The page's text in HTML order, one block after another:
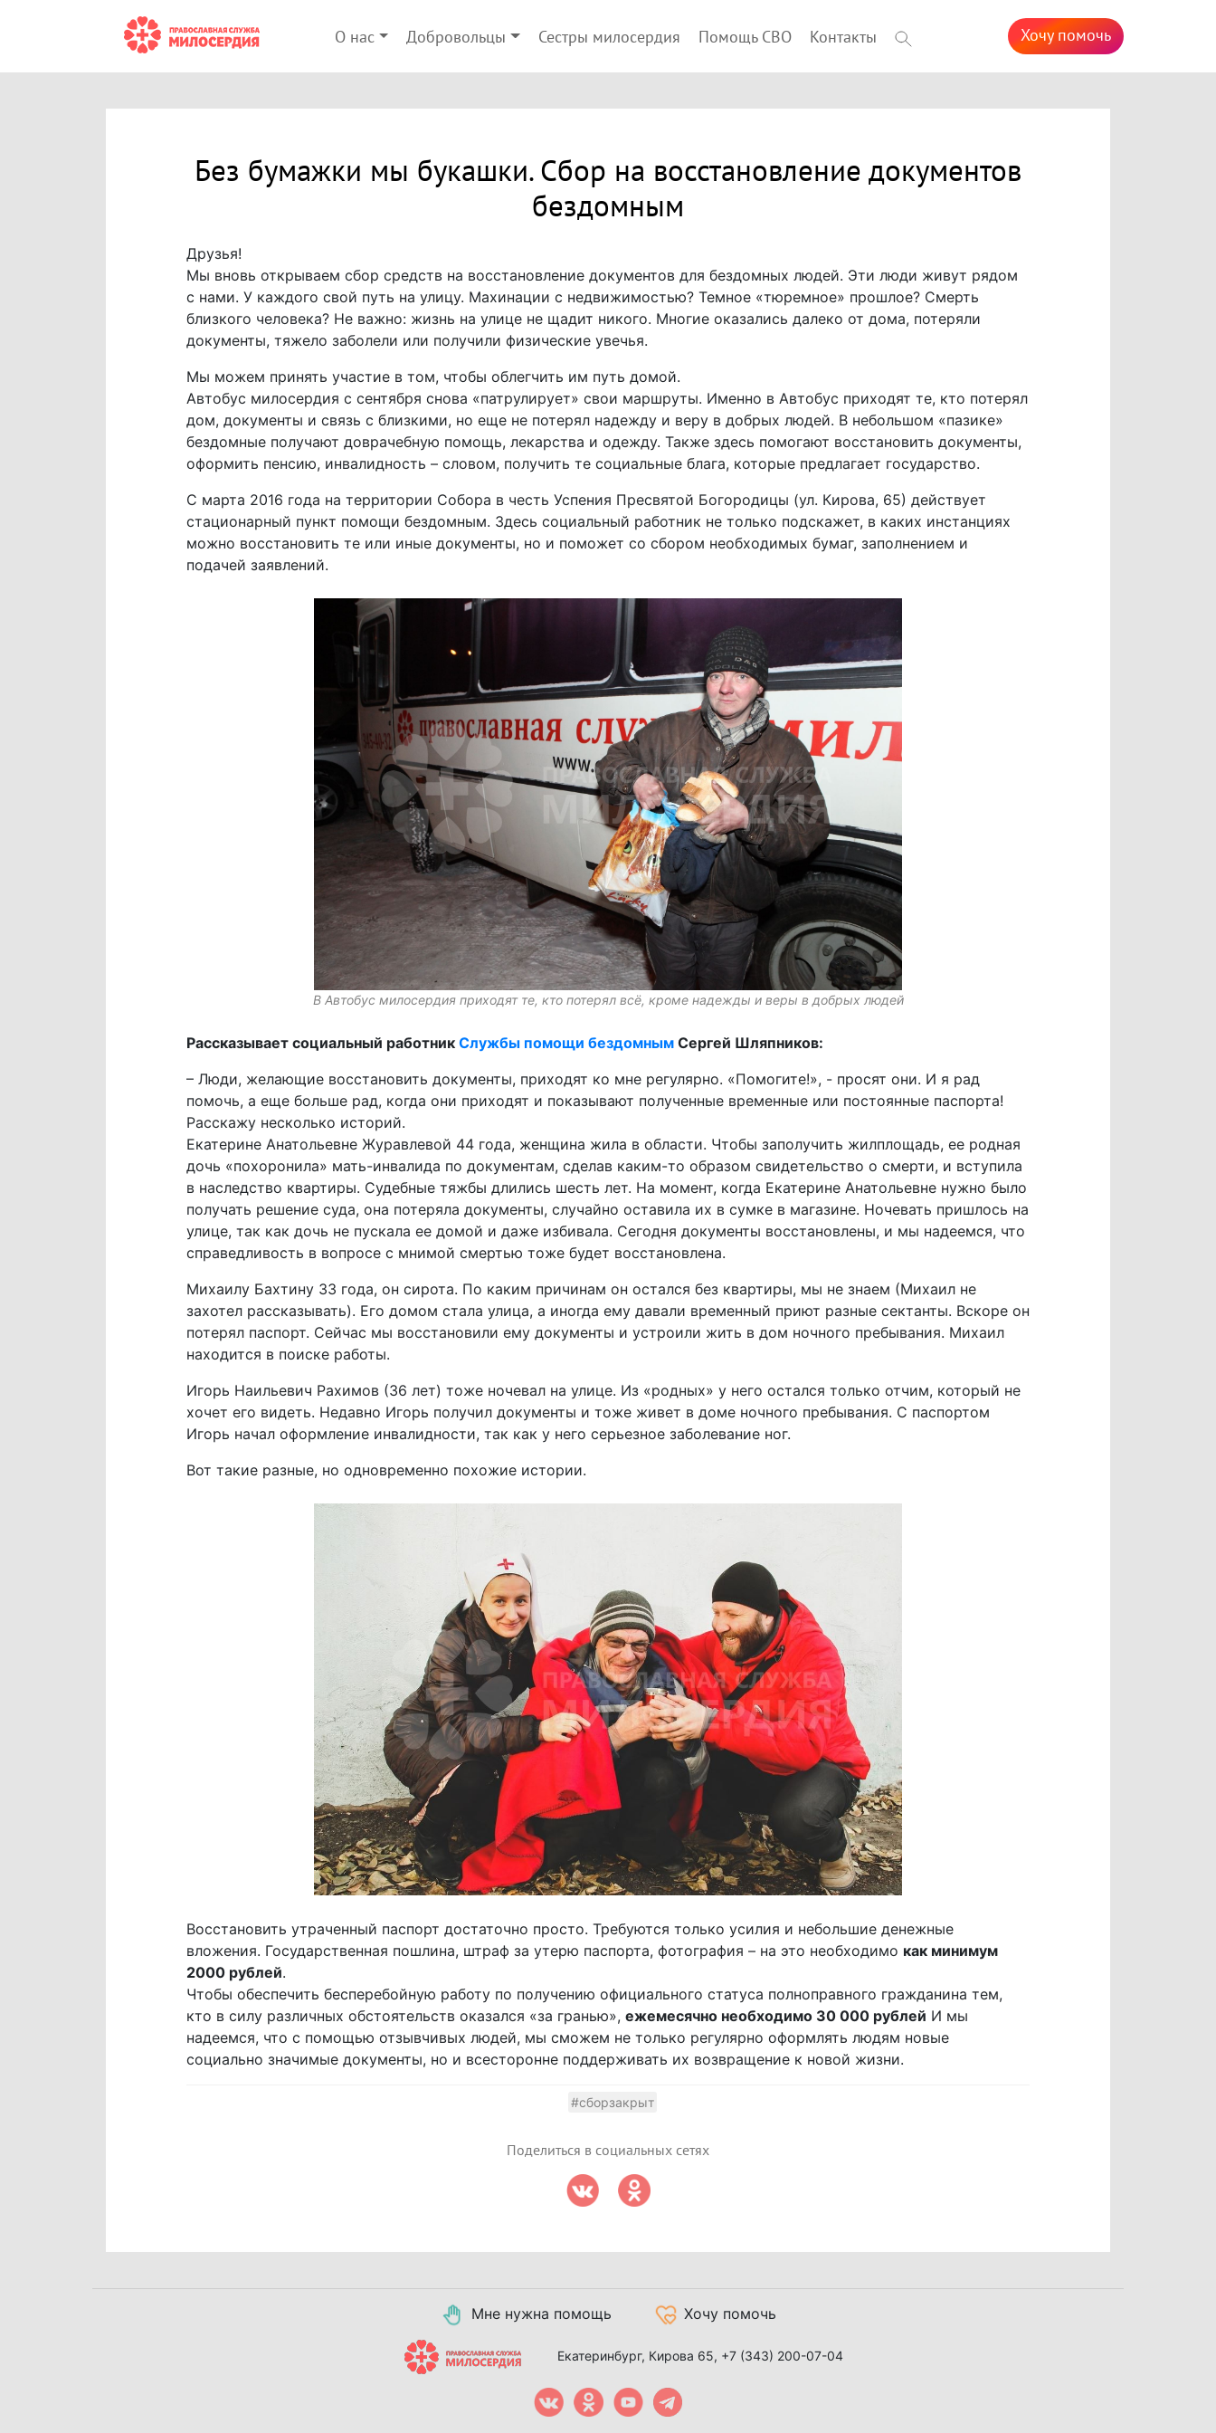
О нас Добровольцы Сестры милосердия Помощь СВО Контакты Хочу помочь
Без бумажки мы букашки. Сбор на восстановление документов
бездомным
Друзья!
Мы вновь открываем сбор средств на восстановление документов для бездомных людей. Эти люди живут рядом
с нами. У каждого свой путь на улицу. Махинации с недвижимостью? Темное «тюремное» прошлое? Смерть
близкого человека? Не важно: жизнь на улице не щадит никого. Многие оказались далеко от дома, потеряли
документы, тяжело заболели или получили физические увечья.
Мы можем принять участие в том, чтобы облегчить им путь домой.
Автобус милосердия с сентября снова «патрулирует» свои маршруты. Именно в Автобус приходят те, кто потерял
дом, документы и связь с близкими, но еще не потерял надежду и веру в добрых людей. В небольшом «пазике»
бездомные получают доврачебную помощь, лекарства и одежду. Также здесь помогают восстановить документы,
оформить пенсию, инвалидность – словом, получить те социальные блага, которые предлагает государство.
С марта 2016 года на территории Собора в честь Успения Пресвятой Богородицы (ул. Кирова, 65) действует
стационарный пункт помощи бездомным. Здесь социальный работник не только подскажет, в каких инстанциях
можно восстановить те или иные документы, но и поможет со сбором необходимых бумаг, заполнением и
подачей заявлений.
В Автобус милосердия приходят те, кто потерял всё, кроме надежды и веры в добрых людей
Рассказывает социальный работник Службы помощи бездомнымСергей Шляпников:
– Люди, желающие восстановить документы, приходят ко мне регулярно. «Помогите!», - просят они. И я рад
помочь, а еще больше рад, когда они приходят и показывают полученные временные или постоянные паспорта!
Расскажу несколько историй.
Екатерине Анатольевне Журавлевой 44 года, женщина жила в области. Чтобы заполучить жилплощадь, ее родная
дочь «похоронила» мать-инвалида по документам, сделав каким-то образом свидетельство о смерти, и вступила
в наследство квартиры. Судебные тяжбы длились шесть лет. На момент, когда Екатерине Анатольевне нужно было
получать решение суда, она потеряла документы, случайно оставила их в сумке в магазине. Ночевать пришлось на
улице, так как дочь не пускала ее домой и даже избивала. Сегодня документы восстановлены, и мы надеемся, что
справедливость в вопросе с мнимой смертью тоже будет восстановлена.
Михаилу Бахтину 33 года, он сирота. По каким причинам он остался без квартиры, мы не знаем (Михаил не
захотел рассказывать). Его домом стала улица, а иногда ему давали временный приют разные сектанты. Вскоре он
потерял паспорт. Сейчас мы восстановили ему документы и устроили жить в дом ночного пребывания. Михаил
находится в поиске работы.
Игорь Наильевич Рахимов (36 лет) тоже ночевал на улице. Из «родных» у него остался только отчим, который не
хочет его видеть. Недавно Игорь получил документы и тоже живет в доме ночного пребывания. С паспортом
Игорь начал оформление инвалидности, так как у него серьезное заболевание ног.
Вот такие разные, но одновременно похожие истории.
Восстановить утраченный паспорт достаточно просто. Требуются только усилия и небольшие денежные
вложения. Государственная пошлина, штраф за утерю паспорта, фотография – на это необходимо как минимум
2000 рублей.
Чтобы обеспечить бесперебойную работу по получению официального статуса полноправного гражданина тем,
кто в силу различных обстоятельств оказался «за гранью», ежемесячно необходимо 30 000 рублей И мы
надеемся, что с помощью отзывчивых людей, мы сможем не только регулярно оформлять людям новые
социально значимые документы, но и всесторонне поддерживать их возвращение к новой жизни.
#сборзакрыт
Поделиться в социальных сетях
Мне нужна помощь Хочу помочь
Екатеринбург, Кирова 65, +7 (343) 200-07-04